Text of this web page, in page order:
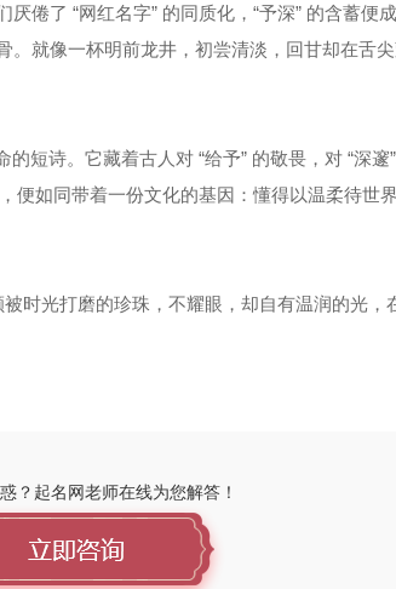
倦了 “网红名字” 的同质化，“予深” 的含蓄便
。就像一杯明前龙井，初尝清淡，回甘却在
短诗。它藏着古人对 “给予” 的敬畏，对 “深
便如同带着一份文化的基因：懂得以温柔待世
光打磨的珍珠，不耀眼，却自有温润的光，
？起名网老师在线为您解答！